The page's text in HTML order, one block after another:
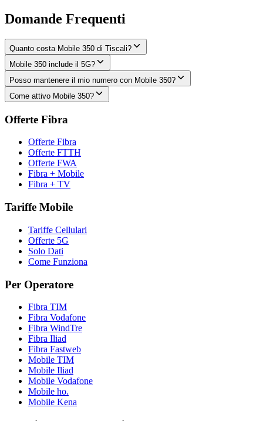
Domande Frequenti
Quanto costa Mobile 350 di Tiscali?
Mobile 350 include il 5G?
Posso mantenere il mio numero con Mobile 350?
Come attivo Mobile 350?
Offerte Fibra
Offerte Fibra
Offerte FTTH
Offerte FWA
Fibra + Mobile
Fibra + TV
Tariffe Mobile
Tariffe Cellulari
Offerte 5G
Solo Dati
Come Funziona
Per Operatore
Fibra TIM
Fibra Vodafone
Fibra WindTre
Fibra Iliad
Fibra Fastweb
Mobile TIM
Mobile Iliad
Mobile Vodafone
Mobile ho.
Mobile Kena